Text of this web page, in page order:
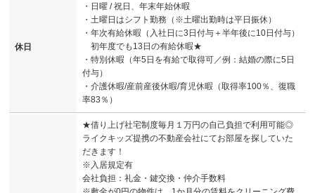
休日
・日曜 / 祝日、年末年始休暇
・土曜日はシフト勤務（※土曜出勤時は平日振休）
・年次有給休暇（入社日に3日付与＋半年後に10日付与）
初年度でも13日の有給休暇★
・特別休暇（年5日を有給で取得可／例：結婚の際に5日
付与）
・介護休暇/産前産後休暇/育児休暇（取得率100％、復職
率83％）
★借り上げ社宅制度毎月１万円の自己負担で利用可能◎
ライクキッズ提携の不動産会社にてお部屋を探していた
だきます！
※入居規定有
会社負担：礼金・鍵交換・仲介手数料